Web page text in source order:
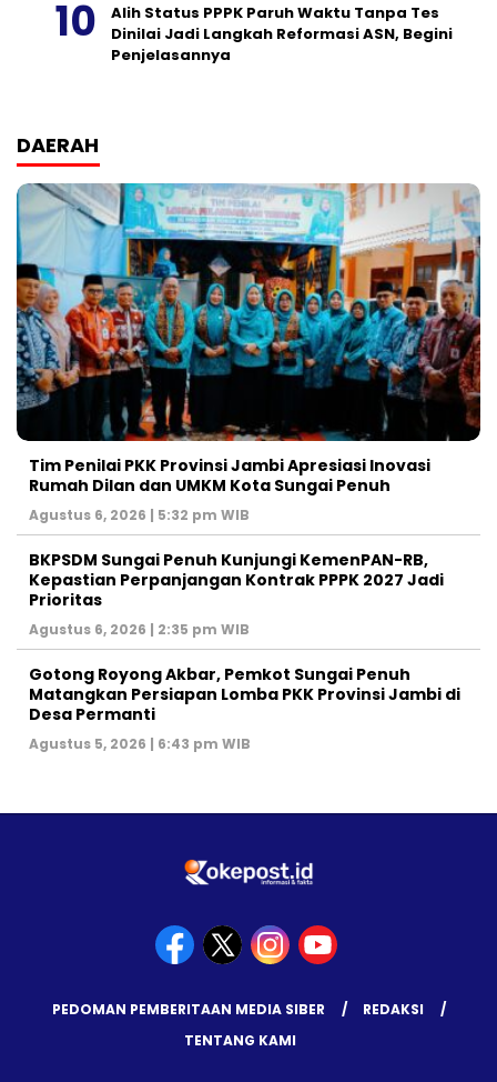
Alih Status PPPK Paruh Waktu Tanpa Tes
Dinilai Jadi Langkah Reformasi ASN, Begini
Penjelasannya
DAERAH
Tim Penilai PKK Provinsi Jambi Apresiasi Inovasi
Rumah Dilan dan UMKM Kota Sungai Penuh
Agustus 6, 2026 | 5:32 pm WIB
BKPSDM Sungai Penuh Kunjungi KemenPAN-RB,
Kepastian Perpanjangan Kontrak PPPK 2027 Jadi
Prioritas
Agustus 6, 2026 | 2:35 pm WIB
Gotong Royong Akbar, Pemkot Sungai Penuh
Matangkan Persiapan Lomba PKK Provinsi Jambi di
Desa Permanti
Agustus 5, 2026 | 6:43 pm WIB
PEDOMAN PEMBERITAAN MEDIA SIBER
REDAKSI
TENTANG KAMI